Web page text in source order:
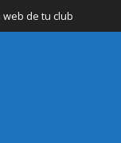
web de tu club